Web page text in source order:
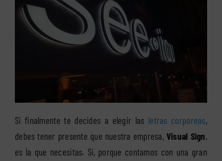
Si finalmente te decides a elegir las letras corpóreas,
debes tener presente que nuestra empresa, Visual Sign,
es la que necesitas. Sí, porque contamos con una gran